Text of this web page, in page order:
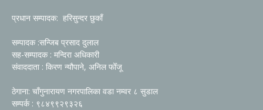
प्रधान सम्पादक: हरिसुन्दर छुकाँ
सम्पादक :सन्जिब प्रसाद दुलाल
सह-सम्पादक : मन्दिरा अधिकारी
संवाददाता : किरण न्यौपाने, अनिल फोँजू
ठेगाना: चाँगुनारायण नगरपालिका वडा नम्वर ८ सुडाल
सम्पर्क : ९८४९९२९३२६